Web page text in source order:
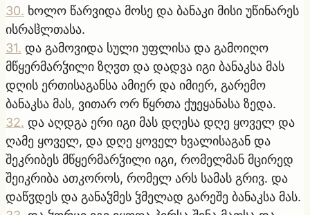
30. ხოლო წარვიდა მოსე და ბანაკი მისი უწინარეს
ისრაჱლთასა.
31. და გამოვიდა სული უფლისა და გამოიღო
მწყერმარჴილი ზღჳთ და დადვა იგი ბანაკსა მას
დღის ერთისაგანსა ამიერ და იმიერ, გარემო
ბანაკსა მას, ვითარ ორ წყრთა ქუეყანასა ზედა.
32. და აღდგა ერი იგი მას დღესა დღე ყოველ და
ღამე ყოველ, და დღე ყოველ ხვალისაგან და
შეკრიბეს მწყერმარჴილი იგი, რომელმან მცირედ
შეიკრიბა ათკოროს, რომელ არს სამას გრივ. და
დაწჳდეს და განაჴმეს ჴმელად გარეშე ბანაკსა მას.